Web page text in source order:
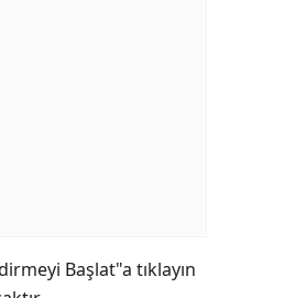
Başlat"a tıklayın